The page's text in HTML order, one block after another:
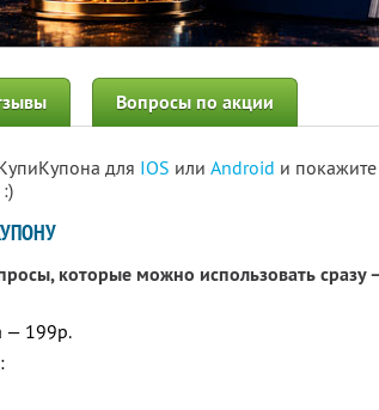
Вопросы по акции
для IOS или Android и
которые можно использовать сразу
— 199р.